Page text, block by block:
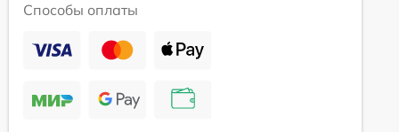
Способы оплаты